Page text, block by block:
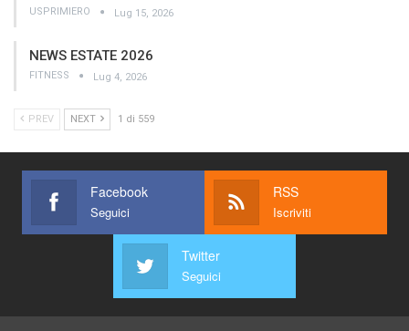
USPRIMIERO Lug 15, 2026
NEWS ESTATE 2026
FITNESS Lug 4, 2026
PREV NEXT 1 di 559
Facebook
Seguici
RSS
Iscriviti
Twitter
Seguici